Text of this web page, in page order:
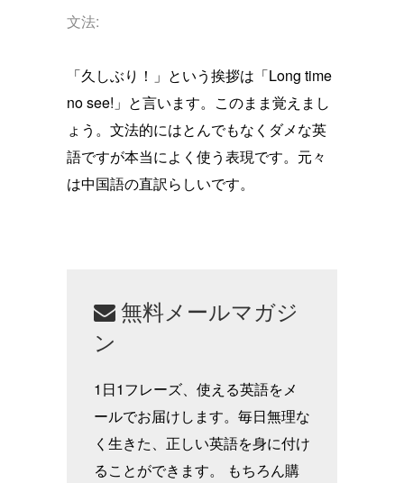
文法:
「久しぶり！」という挨拶は「Long time
no see!」と言います。このまま覚えまし
ょう。文法的にはとんでもなくダメな英
語ですが本当によく使う表現です。元々
は中国語の直訳らしいです。
無料メールマガジ
ン
1日1フレーズ、使える英語をメ
ールでお届けします。毎日無理な
く生きた、正しい英語を身に付け
ることができます。 もちろん購